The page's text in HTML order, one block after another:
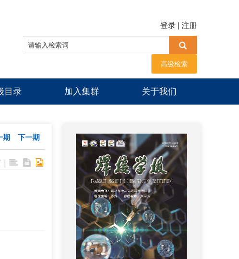
登录 注册
高级检索
目录 加入集群 关于我们
期 下一期